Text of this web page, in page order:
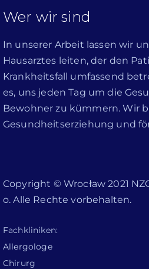
Wer wir sind
In unserer Arbeit lassen wir
Hausarztes leiten, der den
Krankheitsfall umfassend
es, uns jeden Tag um die
Bewohner zu kümmern. Wir
Gesundheitserziehung und
Copyright © Wrocław 2021
o. Alle Rechte vorbehalten.
Fachkliniken:
Allergologe
Chirurg